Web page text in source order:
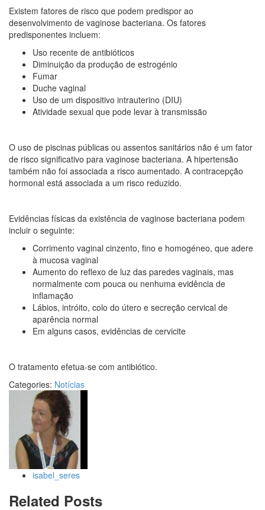
Existem fatores de risco que podem predispor ao
desenvolvimento de vaginose bacteriana. Os fatores
predisponentes incluem:
Uso recente de antibióticos
Diminuição da produção de estrogénio
Fumar
Duche vaginal
Uso de um dispositivo intrauterino (DIU)
Atividade sexual que pode levar à transmissão
O uso de piscinas públicas ou assentos sanitários não é um fator
de risco significativo para vaginose bacteriana. A hipertensão
também não foi associada a risco aumentado. A contracepção
hormonal está associada a um risco reduzido.
Evidências físicas da existência de vaginose bacteriana podem
incluir o seguinte:
Corrimento vaginal cinzento, fino e homogéneo, que adere
à mucosa vaginal
Aumento do reflexo de luz das paredes vaginais, mas
normalmente com pouca ou nenhuma evidência de
inflamação
Lábios, intróito, colo do útero e secreção cervical de
aparência normal
Em alguns casos, evidências de cervicite
O tratamento efetua-se com antibiótico.
Categories: Notícias
isabel_seres
Related Posts